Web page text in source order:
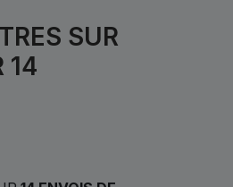
SUR
14